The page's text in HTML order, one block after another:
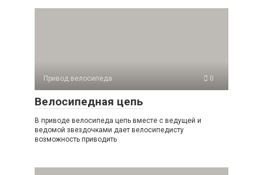
Привод велосипеда 0
Велосипедная цепь
В приводе велосипеда цепь вместе с ведущей и
ведомой звездочками дает велосипедисту
возможность приводить